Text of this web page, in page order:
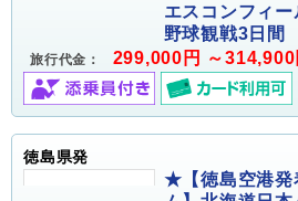
エスコンフィ
野球観戦3日間
旅行代金： 299,000円 ～314,900
徳島県発
★【徳島空港発